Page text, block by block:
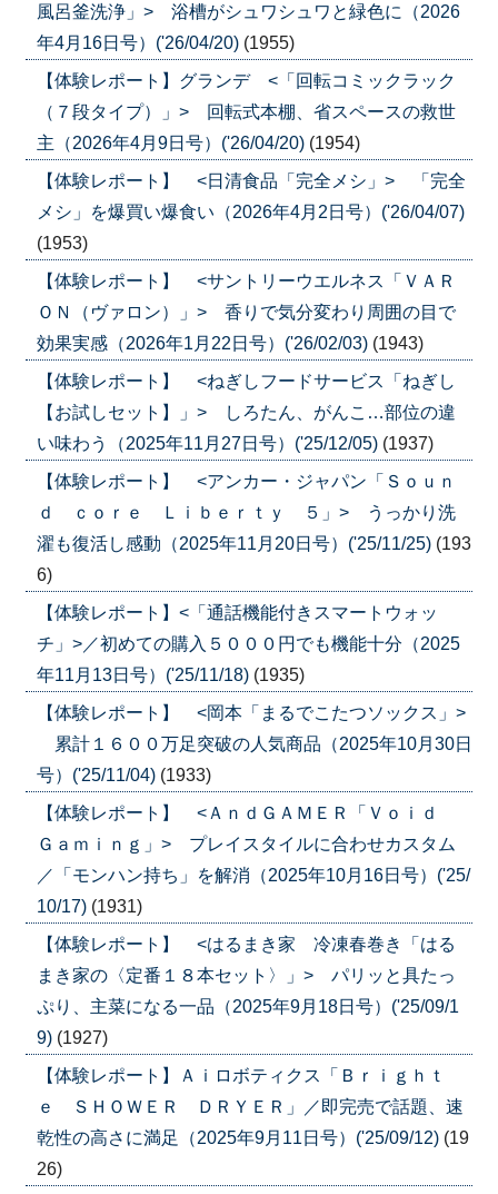
風呂釜洗浄」> 浴槽がシュワシュワと緑色に（2026
年4月16日号）('26/04/20) (1955)
【体験レポート】グランデ <「回転コミックラック
（７段タイプ）」> 回転式本棚、省スペースの救世
主（2026年4月9日号）('26/04/20) (1954)
【体験レポート】 <日清食品「完全メシ」> 「完全
メシ」を爆買い爆食い（2026年4月2日号）('26/04/07)
(1953)
【体験レポート】 <サントリーウエルネス「ＶＡＲ
ＯＮ（ヴァロン）」> 香りで気分変わり周囲の目で
効果実感（2026年1月22日号）('26/02/03) (1943)
【体験レポート】 <ねぎしフードサービス「ねぎし
【お試しセット】」> しろたん、がんこ…部位の違
い味わう（2025年11月27日号）('25/12/05) (1937)
【体験レポート】 <アンカー・ジャパン「Ｓｏｕｎ
ｄ ｃｏｒｅ Ｌｉｂｅｒｔｙ ５」> うっかり洗
濯も復活し感動（2025年11月20日号）('25/11/25) (193
6)
【体験レポート】<「通話機能付きスマートウォッ
チ」>／初めての購入５０００円でも機能十分（2025
年11月13日号）('25/11/18) (1935)
【体験レポート】 <岡本「まるでこたつソックス」>
累計１６００万足突破の人気商品（2025年10月30日
号）('25/11/04) (1933)
【体験レポート】 <ＡｎｄＧＡＭＥＲ「Ｖｏｉｄ
Ｇａｍｉｎｇ」> プレイスタイルに合わせカスタム
／「モンハン持ち」を解消（2025年10月16日号）('25/
10/17) (1931)
【体験レポート】 <はるまき家 冷凍春巻き「はる
まき家の〈定番１８本セット〉」> パリッと具たっ
ぷり、主菜になる一品（2025年9月18日号）('25/09/1
9) (1927)
【体験レポート】Ａｉロボティクス「Ｂｒｉｇｈｔ
ｅ ＳＨＯＷＥＲ ＤＲＹＥＲ」／即完売で話題、速
乾性の高さに満足（2025年9月11日号）('25/09/12) (19
26)